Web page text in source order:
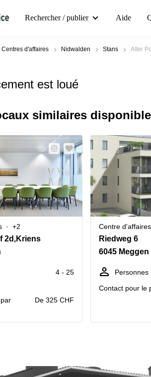
Rechercher / publier Aide
Centres d'affaires Nidwalden Stans Alter
est loué
similaires
+2
2d,Kriens
4 - 25
De 325 CHF
Centre d'affaires
Riedweg 6
6045 Meggen
Personnes
Contact pour le